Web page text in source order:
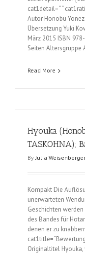
cat1detail=“ “
Autor Honobu
Übersetzung Yuki
März 2015 ISBN
Seiten Altersgruppe
Read More
Hyouka
TASKOHNA);
ByJulia Weisenberger
Kompakt Die
unerwarteten
Geschichten
des Bandes für
denen er zu
Originaltitel